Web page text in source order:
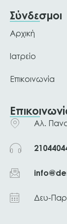
Σύνδεσμοι
Αρχική
Ιατρείο
Επικοινωνία
Αλ.
Δευ-Παρ